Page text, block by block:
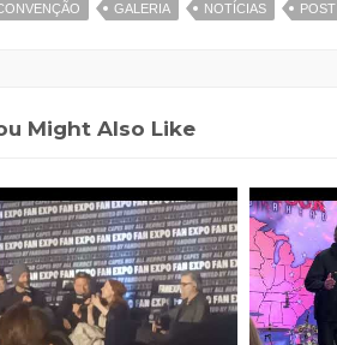
GALERIA NOTÍCIAS POST
Might Also Like